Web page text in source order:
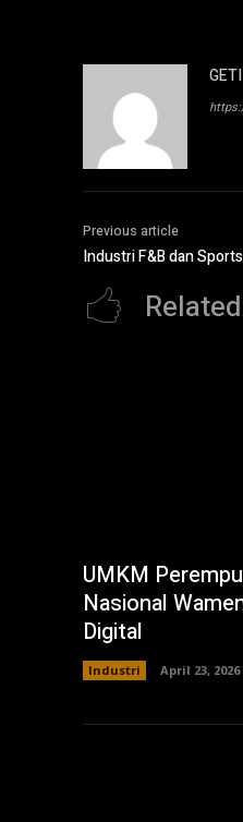
Previous article
Industri F&B dan
UMKM
Nasional
Digital
Industri April 23, 2026